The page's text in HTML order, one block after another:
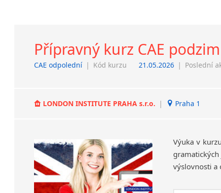
Přípravný kurz CAE
CAE odpolední | Kód kurzu 21.05.2026 | Poslední
LONDON INSTITUTE PRAHA s.r.o. | Praha 1
Výuka v